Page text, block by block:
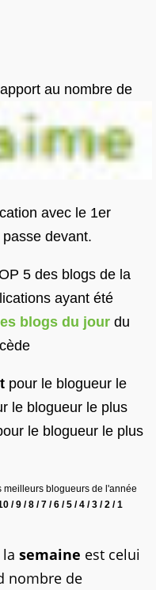
au nombre de
avec le 1er
devant.
5 des blogs de la
ayant été
blogs du jour du
pour le blogueur le
le blogueur le plus
le blogueur le plus
meilleurs blogueurs de l'année
/ 9 / 8 / 7 / 6 / 5 / 4 / 3 / 2 / 1
semaine est celui
nombre de